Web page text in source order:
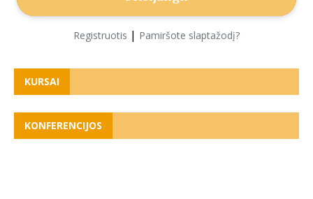
Registruotis | Pamiršote slaptažodį?
KURSAI
KONFERENCIJOS